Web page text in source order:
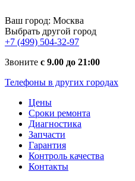
Ваш город: Москва
Выбрать другой город
+7 (499) 504-32-97
Звоните с 9.00 до 21:00
Телефоны в других городах
Цены
Сроки ремонта
Диагностика
Запчасти
Гарантия
Контроль качества
Контакты